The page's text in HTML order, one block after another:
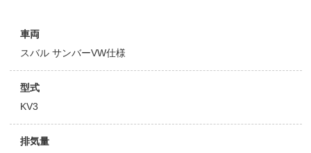
車両
スバル サンバーVW仕様
型式
KV3
排気量